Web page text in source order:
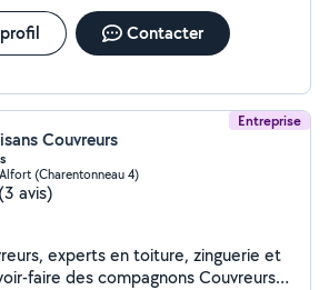
Contacter
Entreprise
Couvreurs
(Charentonneau 4)
(3 avis)
experts en toiture, zinguerie et
faire des compagnons Couvreurs